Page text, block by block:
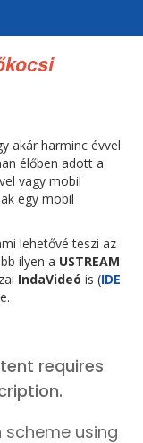
akár harminc évvel
élőben adott a
vagy mobil
egy mobil
lehetővé teszi az
ilyen a USTREAM
IndaVideó is (IDE